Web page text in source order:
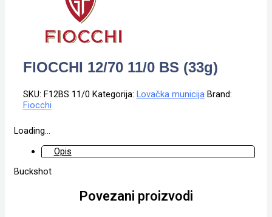
FIOCCHI 12/70 11/0 BS (33g)
SKU: F12BS 11/0 Kategorija: Lovačka municija Brand:
Fiocchi
Loading...
Opis
Buckshot
Povezani proizvodi